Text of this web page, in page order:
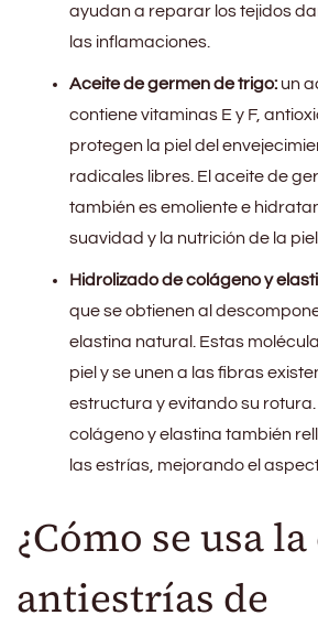
ayudan a reparar los tejidos
las inflamaciones.
Aceite de germen de trigo: un
contiene vitaminas E y F,
protegen la piel del
radicales libres. El aceite de
también es emoliente e
suavidad y la nutrición de la piel.
Hidrolizado de colágeno y
que se obtienen al
elastina natural. Estas
piel y se unen a las fibras
estructura y evitando su
colágeno y elastina también
las estrías, mejorando el
¿Cómo se usa
antiestrías de